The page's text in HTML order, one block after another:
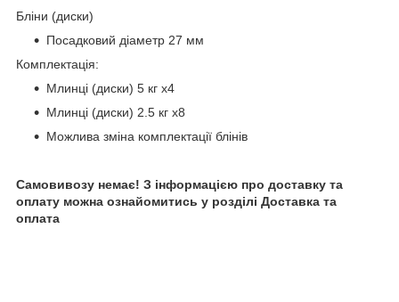
Бліни (диски)
Посадковий діаметр 27 мм
Комплектація:
Млинці (диски) 5 кг х4
Млинці (диски) 2.5 кг х8
Можлива зміна комплектації блінів
Самовивозу немає! З інформацією про доставку та
оплату можна ознайомитись у розділі Доставка та
оплата